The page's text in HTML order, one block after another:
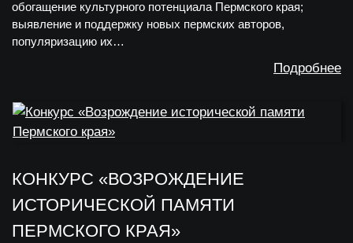
обогащение культурного потенциала Пермского края;
выявление и поддержку новых пермских авторов,
популяризацию их…
Подробнее
КОНКУРС «ВОЗРОЖДЕНИЕ
ИСТОРИЧЕСКОЙ ПАМЯТИ
ПЕРМСКОГО КРАЯ»